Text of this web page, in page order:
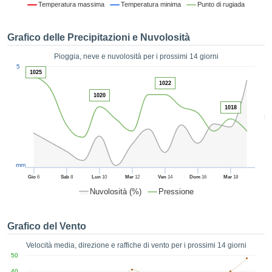
per
senza
clic sul
ACCETTA
IMPOSTAZIONI
Temperatura massima Temperatura minima Punto di rugiada
Grafico delle Precipitazioni e Nuvolosità
Pioggia, neve e nuvolosità per i prossimi 14 giorni
Nuvolosità (%) Pressione
50
Gio 6 Sab8 Lun 10 Mer12 Ven14 Dom16 Mar18
5
mm
1025
1020
1022
1018
Grafico del Vento
Velocità media, direzione e raffiche di vento per i prossimi 14 giorni
50